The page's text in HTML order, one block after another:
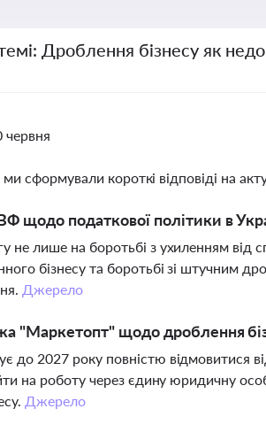
Дроблення бізнесу як
червня
сформували короткі відповіді на
щодо податкової політики в
лише на боротьбі з ухиленням від
бізнесу та боротьбі зі штучним
Джерело
"Маркетопт" щодо дроблення
до 2027 року повністю відмовитися
на роботу через єдину юридичну
Джерело